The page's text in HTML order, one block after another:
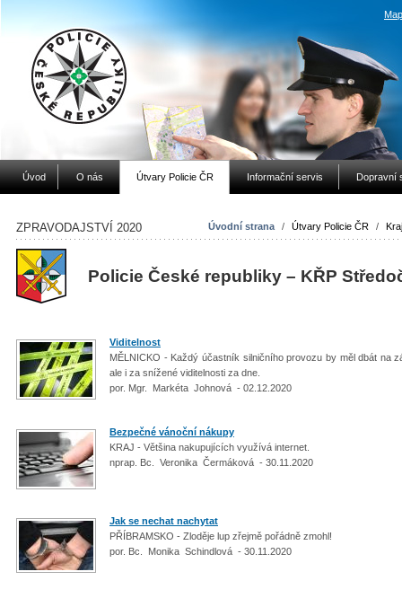
Úvod O nás Útvary Policie ČR Informační servis Dopravní
Úvodní strana / Útvary Policie ČR /
ZPRAVODAJSTVÍ 2020
Policie České republiky – KŘP
Viditelnost
MĚLNICKO - Každý účastník silničního provozu by měl dbát na
ale i za snížené viditelnosti za dne.
por. Mgr. Markéta Johnová - 02.12.2020
Bezpečné vánoční nákupy
KRAJ - Většina nakupujících využívá internet.
nprap. Bc. Veronika Čermáková - 30.11.2020
Jak se nechat nachytat
PŘÍBRAMSKO - Zloděje lup zřejmě pořádně zmohl!
por. Bc. Monika Schindlová - 30.11.2020